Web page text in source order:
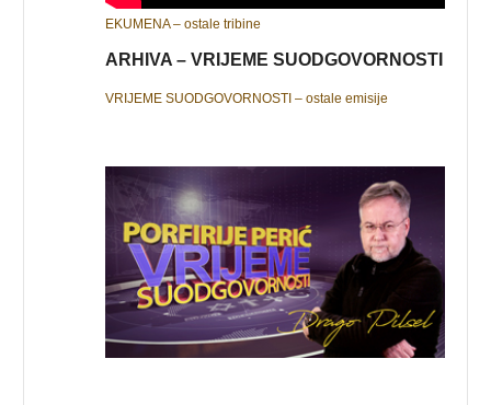
EKUMENA – ostale tribine
ARHIVA – VRIJEME SUODGOVORNOSTI
VRIJEME SUODGOVORNOSTI – ostale emisije